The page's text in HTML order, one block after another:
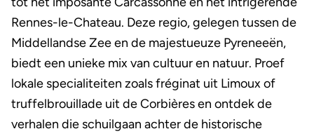
Rennes-le-Chateau. Deze regio, gelegen tussen de
Middellandse Zee en de majestueuze Pyreneeën,
biedt een unieke mix van cultuur en natuur. Proef
lokale specialiteiten zoals fréginat uit Limoux of
truffelbrouillade uit de Corbières en ontdek de
verhalen die schuilgaan achter de historische